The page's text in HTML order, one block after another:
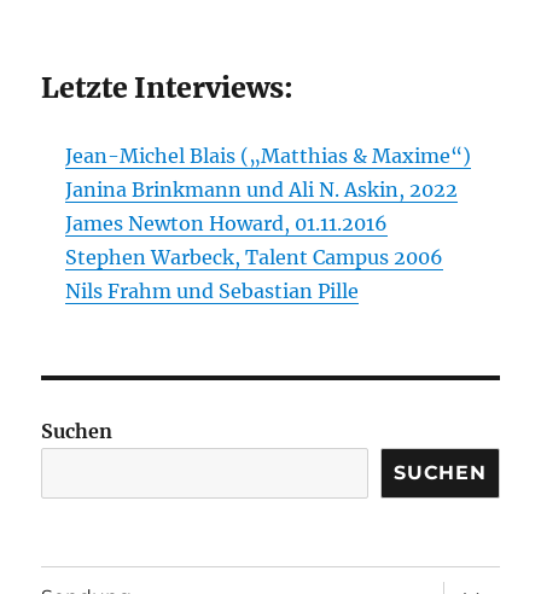
Letzte Interviews:
Jean-Michel Blais („Matthias & Maxime“)
Janina Brinkmann und Ali N. Askin, 2022
James Newton Howard, 01.11.2016
Stephen Warbeck, Talent Campus 2006
Nils Frahm und Sebastian Pille
Suchen
SUCHEN